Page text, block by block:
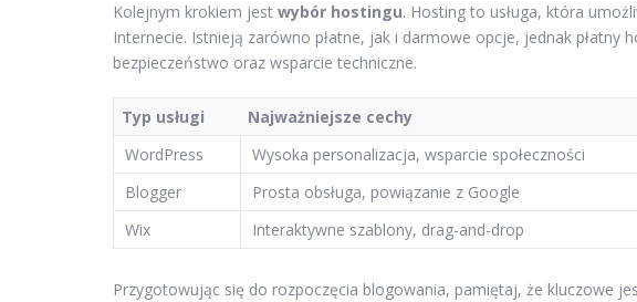
Kolejnym krokiem jest wybór hostingu. Hosting to usługa, która
Internecie. Istnieją zarówno płatne, jak i darmowe opcje, jednak płatny
bezpieczeństwo oraz wsparcie techniczne.
Typ usługi Najważniejsze cechy
WordPress
Wysoka personalizacja, wsparcie społeczności
Blogger
Prosta obsługa, powiązanie z Google
Wix
Interaktywne szablony, drag-and-drop
Przygotowując się do rozpoczęcia blogowania, pamiętaj, że kluczowe